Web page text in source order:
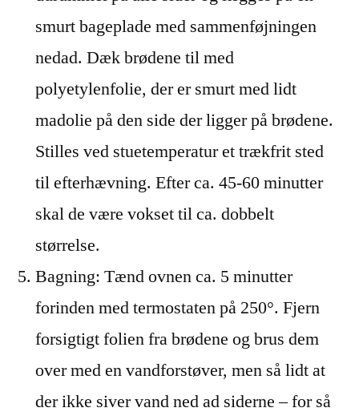
smurt bageplade med sammenføjningen
nedad. Dæk brødene til med
polyetylenfolie, der er smurt med lidt
madolie på den side der ligger på brødene.
Stilles ved stuetemperatur et trækfrit sted
til efterhævning. Efter ca. 45-60 minutter
skal de være vokset til ca. dobbelt
størrelse.
Bagning: Tænd ovnen ca. 5 minutter
forinden med termostaten på 250°. Fjern
forsigtigt folien fra brødene og brus dem
over med en vandforstøver, men så lidt at
der ikke siver vand ned ad siderne – for så